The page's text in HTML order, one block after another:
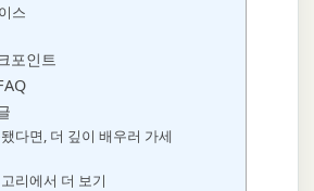
스
포인트
다면, 더 깊이 배우러 가세
리에서 더 보기